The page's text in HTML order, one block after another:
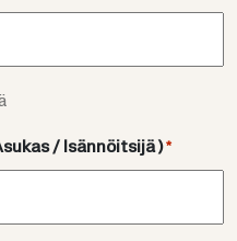
/ Isännöitsijä ) *